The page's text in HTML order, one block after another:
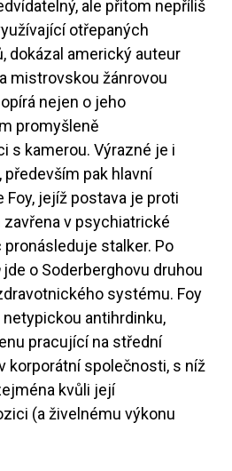
ale přitom nepříliš
otřepaných
dokázal americký auteur
mistrovskou žánrovou
nejen o jeho
promyšleně
s kamerou. Výrazné je i
pak hlavní
Foy, jejíž postava je proti
v psychiatrické
pronásleduje stalker. Po
jde o Soderberghovu druhou
systému. Foy
antihrdinku,
pracující na střední
korporátní společnosti, s níž
kvůli její
(a živelnému výkonu